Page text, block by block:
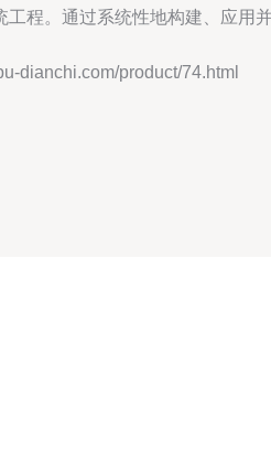
程。通过系统性地构建、应
dianchi.com/product/74.html